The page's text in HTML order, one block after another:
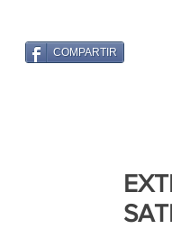
COMPARTIR